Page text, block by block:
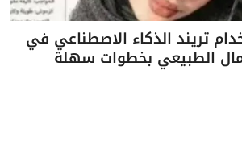
تريند الذكاء الاصطناعي في
الطبيعي بخطوات سهلة